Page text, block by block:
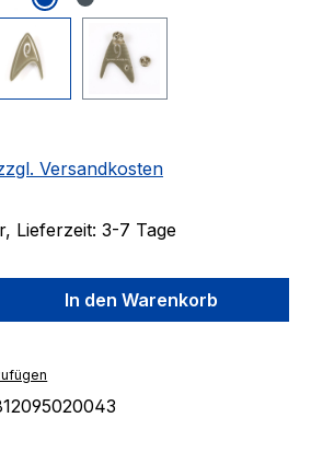
Versandkosten
Lieferzeit: 3-7 Tage
Gib den
In den Warenkorb